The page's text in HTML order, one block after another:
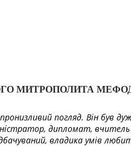
МИТРОПОЛИТА
погляд. Він був
дипломат,
владика умів